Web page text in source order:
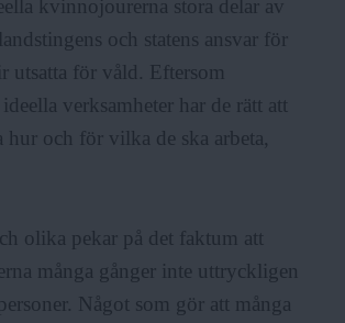
kvinnojourerna stora delar av
och statens ansvar för
utsatta för våld. Eftersom
verksamheter har de rätt att
hur och för vilka de ska arbeta,
olika pekar på det faktum att
många gånger inte uttryckligen
Något som gör att många